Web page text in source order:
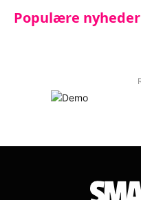
Populære nyheder